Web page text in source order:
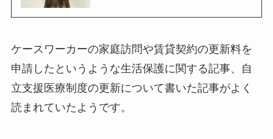
ケースワーカーの家庭訪問や賃貸契約の更新料を
申請したというような生活保護に関する記事、自
立支援医療制度の更新について書いた記事がよく
読まれていたようです。